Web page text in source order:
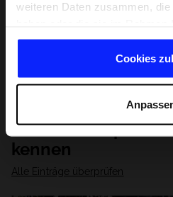
weiteren Daten zusammen,
gesammelt haben.
Cookies
Lernen Sie Sport
kennen
Alle Einträge überprüfen